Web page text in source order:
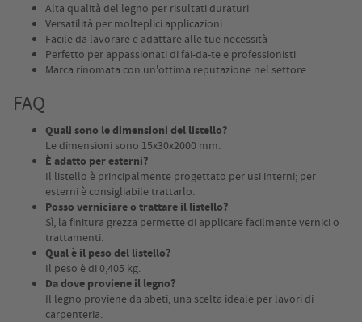
Alta qualità del legno per risultati duraturi
Versatilità per molteplici applicazioni
Facile da lavorare e adattare alle tue necessità
Perfetto per appassionati di fai-da-te e professionisti
Marca rinomata con un'ottima reputazione nel settore
FAQ
Quali sono le dimensioni del listello?
Le dimensioni sono 15x30x2000 mm.
È adatto per esterni?
Il listello è principalmente progettato per usi interni; per
esterni è consigliabile trattarlo.
Posso verniciare o trattare il listello?
Sì, la finitura grezza permette di applicare facilmente vernici o
trattamenti.
Qual è il peso del listello?
Il peso è di 0,405 kg.
Da dove proviene il legno?
Il legno proviene da abeti, una scelta ideale per lavori di
carpenteria.